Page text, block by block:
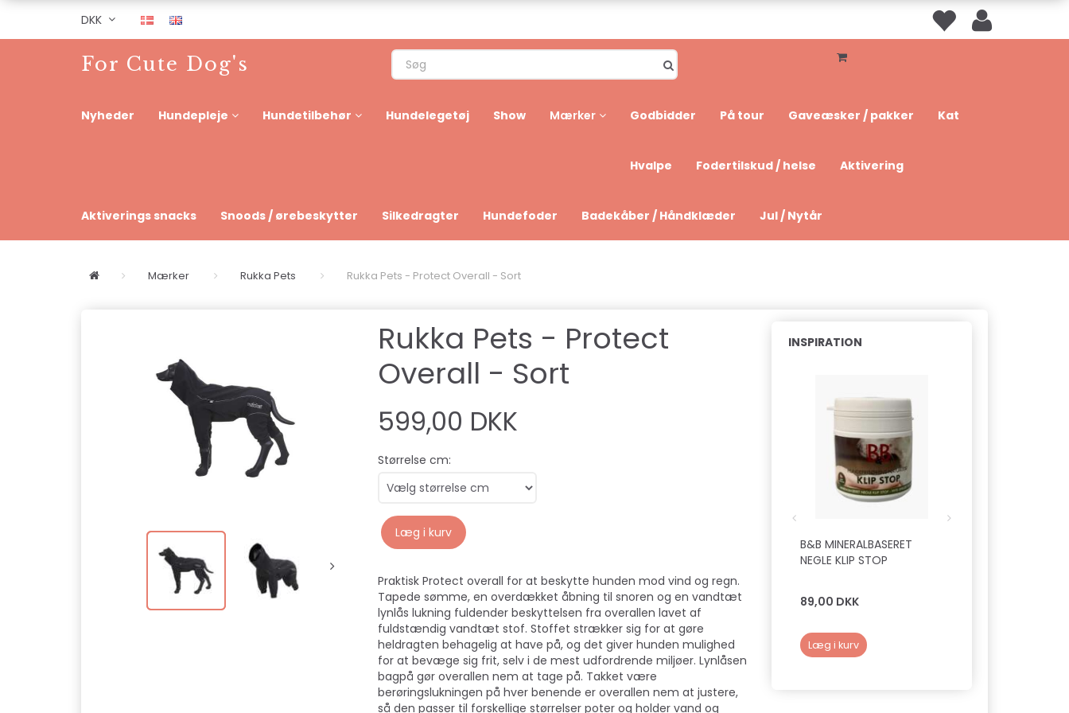
DKK
For Cute Dog's
Nyheder Hundepleje Hundetilbehør Hundelegetøj Show Mærker Godbidder På tour Gaveæsker / pakker Kat
Hvalpe Fodertilskud / helse Aktivering
Aktiverings snacks Snoods / ørebeskytter Silkedragter Hundefoder Badekåber / Håndklæder Jul / Nytår
Mærker Rukka Pets Rukka Pets - Protect Overall - Sort
Rukka Pets - Protect
Overall - Sort
599,00 DKK
Størrelse cm:
Læg i kurv
Praktisk Protect overall for at beskytte hunden mod vind og regn.
Tapede sømme, en overdækket åbning til snoren og en vandtæt
lynlås lukning fuldender beskyttelsen fra overallen lavet af
fuldstændig vandtæt stof. Stoffet strækker sig for at gøre
heldragten behagelig at have på, og det giver hunden mulighed
for at bevæge sig frit, selv i de mest udfordrende miljøer. Lynlåsen
bagpå gør overallen nem at tage på. Takket være
berøringslukningen på hver benende er overallen nem at justere,
så den passer til forskellige størrelser poter og holder vand og
INSPIRATION
B&B MINERALBASERET
NEGLE KLIP STOP
89,00 DKK
Læg i kurv